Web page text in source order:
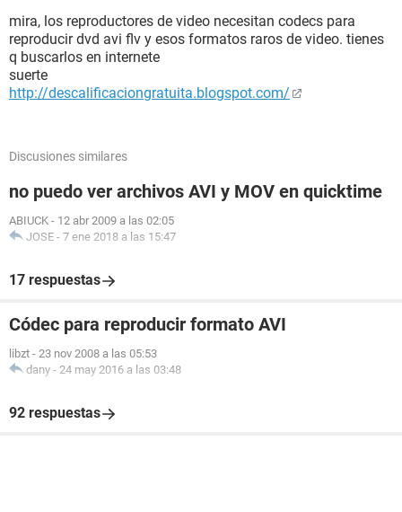
mira, los reproductores de video necesitan codecs para
reproducir dvd avi flv y esos formatos raros de video. tienes
q buscarlos en internete
suerte
http://descalificaciongratuita.blogspot.com/
Discusiones similares
no puedo ver archivos AVI y MOV en quicktime
ABIUCK - 12 abr 2009 a las 02:05
JOSE - 7 ene 2018 a las 15:47
17 respuestas
Códec para reproducir formato AVI
libzt - 23 nov 2008 a las 05:53
dany - 24 may 2016 a las 03:48
92 respuestas